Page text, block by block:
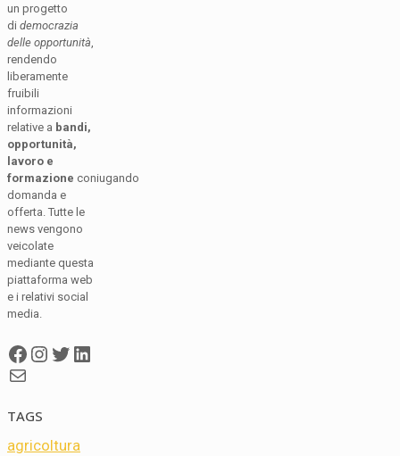
un progetto
di democrazia
delle opportunità
rendendo
liberamente
fruibili
informazioni
relative a bandi,
opportunità,
lavoro e
formazione coniugando
domanda e
offerta. Tutte le
news vengono
veicolate
mediante questa
piattaforma web
e i relativi social
media.
Facebook
Instagram
Twitter
LinkedIn
Mail
TAGS
agricoltura